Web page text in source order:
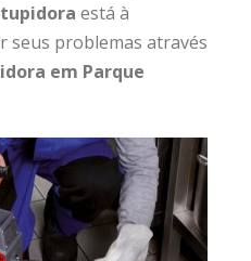
está à
seus problemas através
em Parque